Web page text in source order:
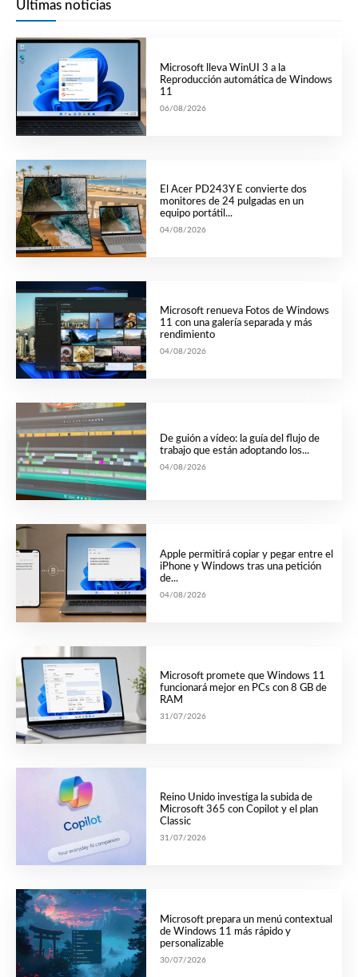
Últimas noticias
Microsoft lleva WinUI 3 a la
Reproducción automática de Windows
11
06/08/2026
El Acer PD243Y E convierte dos
monitores de 24 pulgadas en un
equipo portátil...
04/08/2026
Microsoft renueva Fotos de Windows
11 con una galería separada y más
rendimiento
04/08/2026
De guión a vídeo: la guía del flujo de
trabajo que están adoptando los...
04/08/2026
Apple permitirá copiar y pegar entre el
iPhone y Windows tras una petición
de...
04/08/2026
Microsoft promete que Windows 11
funcionará mejor en PCs con 8 GB de
RAM
31/07/2026
Reino Unido investiga la subida de
Microsoft 365 con Copilot y el plan
Classic
31/07/2026
Microsoft prepara un menú contextual
de Windows 11 más rápido y
personalizable
30/07/2026